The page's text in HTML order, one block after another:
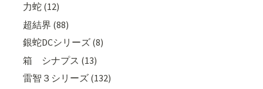
力蛇 (12)
超結界 (88)
銀蛇DCシリーズ (8)
箱 シナプス (13)
雷智３シリーズ (132)